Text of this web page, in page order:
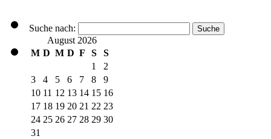
Suche nach:
August 2026
M D M D F S S
1
2
3
4 5 6 7 8
9
10 11 12 13 14 15 16
17 18 19 20 21 22 23
24 25 26 27 28 29 30
31